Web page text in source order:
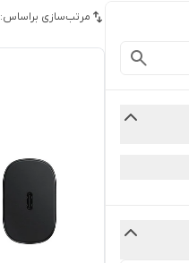
مرتب‌سازی براساس: